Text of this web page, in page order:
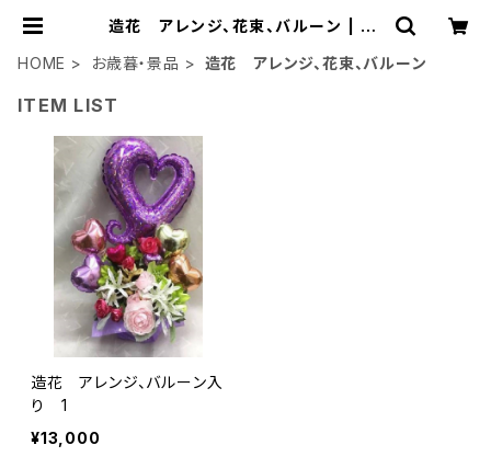
造花 アレンジ、花束、バルーン | so
HOME
お歳暮・景品 造花 アレンジ、花束、バルーン
ITEM LIST
造花 アレンジ、バルーン入
り 1
¥13,000